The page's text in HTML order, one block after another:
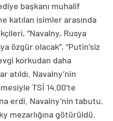
başkanı muhalif
katılan isimler arasında
“Navalny, Rusya
özgür olacak”, “Putin’siz
korkudan daha
atıldı. Navalny’nin
TSİ 14.00’te
erdi. Navalny’nin tabutu,
mezarlığına götürüldü.